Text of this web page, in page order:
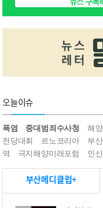
오늘이슈
폭염 중대범죄수사청 해
전당대회
르노코리아 부
역
극지해양미래포럼 인
부산메디클럽+